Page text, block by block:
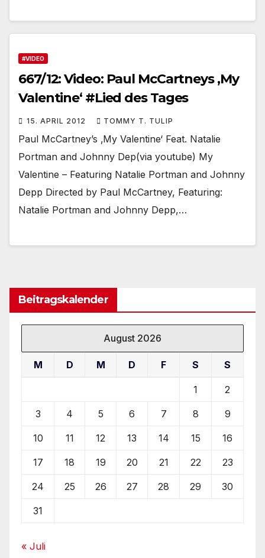
#VIDEO
667/12: Video: Paul McCartneys ‚My
Valentine‘ #Lied des Tages
15. APRIL 2012 TOMMY T. TULIP
Paul McCartney’s ‚My Valentine‘ Feat. Natalie
Portman and Johnny Dep(via youtube) My
Valentine – Featuring Natalie Portman and Johnny
Depp Directed by Paul McCartney, Featuring:
Natalie Portman and Johnny Depp,…
Beitragskalender
August 2026
M D M D F S S
1 2
3 4 5 6 7 8 9
10 11 12 13 14 15 16
17 18 19 20 21 22 23
24 25 26 27 28 29 30
31
« Juli